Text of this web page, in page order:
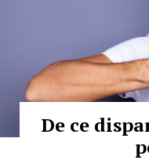
De ce